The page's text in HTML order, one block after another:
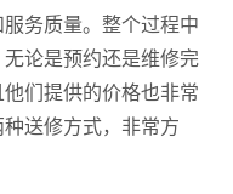
务质量。整个过程中
论是预约还是维修完
们提供的价格也非常
送修方式，非常方